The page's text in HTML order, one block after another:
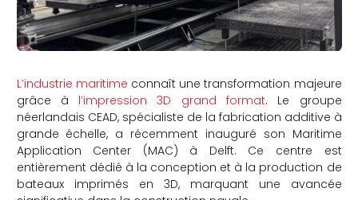
L’industrie maritime connaît une transformation majeure
grâce à l’impression 3D grand format.
Le groupe
néerlandais CEAD, spécialiste de la fabrication additive à
grande échelle, a récemment inauguré son Maritime
Application Center (MAC) à Delft.
Ce centre est
entièrement dédié à la conception et à la production de
bateaux imprimés en 3D, marquant une avancée